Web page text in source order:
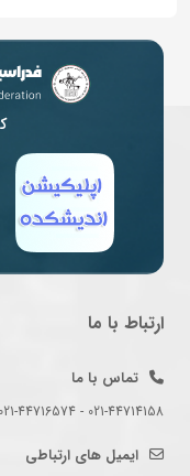
ارتباط با ما
تماس با ما
021-44714158 - 021-44716574 - 021-44714489
ایمیل های ارتباطی